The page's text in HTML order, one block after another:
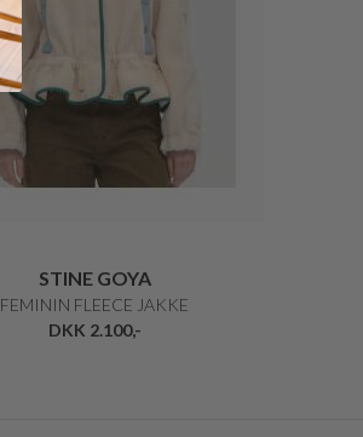
STINE GOYA
FEMININ FLEECE JAKKE
DKK 2.100,-